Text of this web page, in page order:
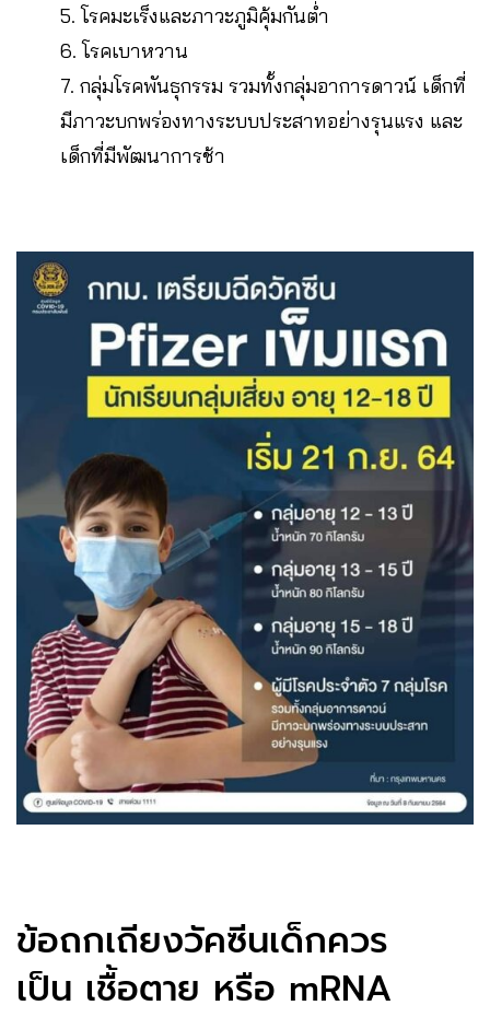
5. โรคมะเร็งและภาวะภูมิคุ้มกันต่ำ
6. โรคเบาหวาน
7. กลุ่มโรคพันธุกรรม รวมทั้งกลุ่มอาการดาวน์ เด็กที่
มีภาวะบกพร่องทางระบบประสาทอย่างรุนแรง และ
เด็กที่มีพัฒนาการช้า
ข้อถกเถียงวัคซีนเด็กควร
เป็น เชื้อตาย หรือ mRNA